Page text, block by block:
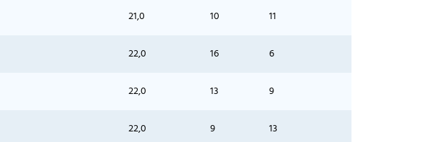
21,0 10 11
22,0 16 6
22,0 13 9
22,0 9 13